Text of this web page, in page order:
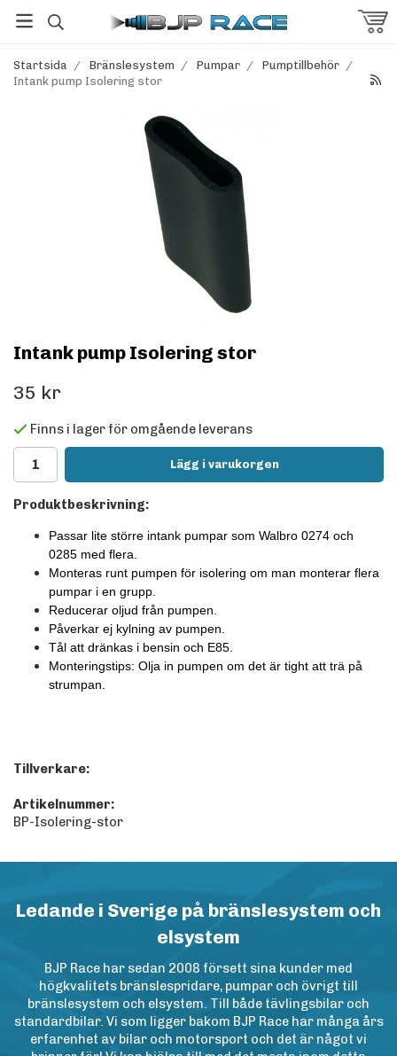
Startsida / Bränslesystem / Pumpar / Pumptillbehör /
Intank pump Isolering stor
Intank pump Isolering stor
35 kr
Finns i lager för omgående leverans
Lägg i varukorgen
Produktbeskrivning:
Passar lite större intank pumpar som Walbro 0274 och
0285 med flera.
Monteras runt pumpen för isolering om man monterar flera
pumpar i en grupp.
Reducerar oljud från pumpen.
Påverkar ej kylning av pumpen.
Tål att dränkas i bensin och E85.
Monteringstips: Olja in pumpen om det är tight att trä på
strumpan.
Tillverkare:
Artikelnummer:
BP-Isolering-stor
Ledande i Sverige på bränslesystem och
elsystem
BJP Race har sedan 2008 försett sina kunder med
högkvalitets bränslespridare, pumpar och övrigt till
bränslesystem och elsystem. Till både tävlingsbilar och
standardbilar. Vi som ligger bakom BJP Race har många års
erfarenhet av bilar och motorsport och det är något vi